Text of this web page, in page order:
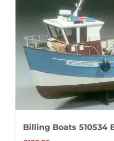
Billing Boats 510534